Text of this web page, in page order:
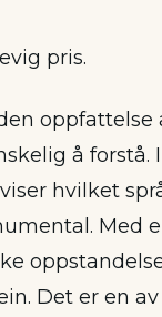
pris.
oppfattelse
å forstå.
hvilket
Med
Det er en